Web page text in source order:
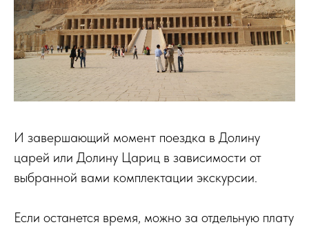
И завершающий момент поездка в Долину
царей или Долину Цариц в зависимости от
выбранной вами комплектации экскурсии.
Если останется время, можно за отдельную плату